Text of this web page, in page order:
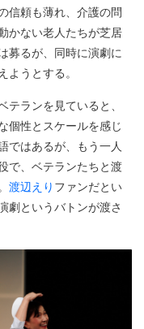
信頼も薄れ、介護の問
かない老人たちが芝居
募るが、同時に演劇に
うとする。
ランを見ていると、
個性とスケールを感じ
ではあるが、もう一人
で、ベテランたちと渡
渡辺えり ファンだとい
劇というバトンが渡さ